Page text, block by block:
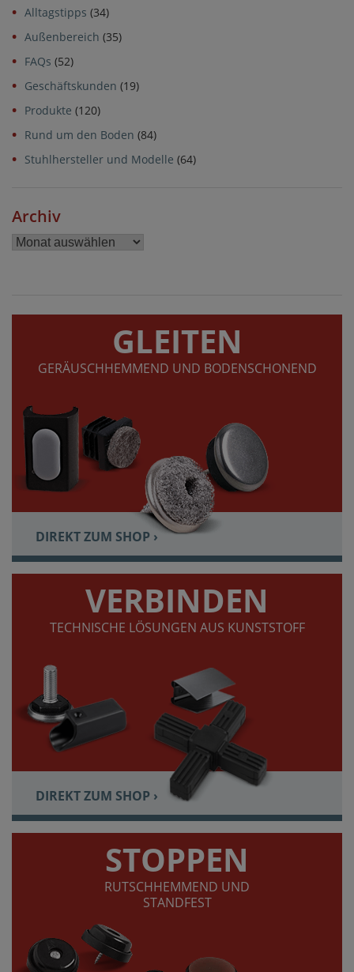
Alltagstipps (34)
Außenbereich (35)
FAQs (52)
Geschäftskunden (19)
Produkte (120)
Rund um den Boden (84)
Stuhlhersteller und Modelle (64)
Archiv
Archiv
GLEITEN
GERÄUSCHHEMMEND UND BODENSCHONEND
DIREKT ZUM SHOP ›
VERBINDEN
TECHNISCHE LÖSUNGEN AUS KUNSTSTOFF
DIREKT ZUM SHOP ›
STOPPEN
RUTSCHHEMMEND UND
STANDFEST